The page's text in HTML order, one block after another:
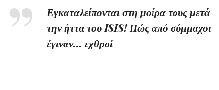
Εγκαταλείπονται στη μοίρα τους μετά
την ήττα του ISIS! Πώς από σύμμαχοι
έγιναν… εχθροί